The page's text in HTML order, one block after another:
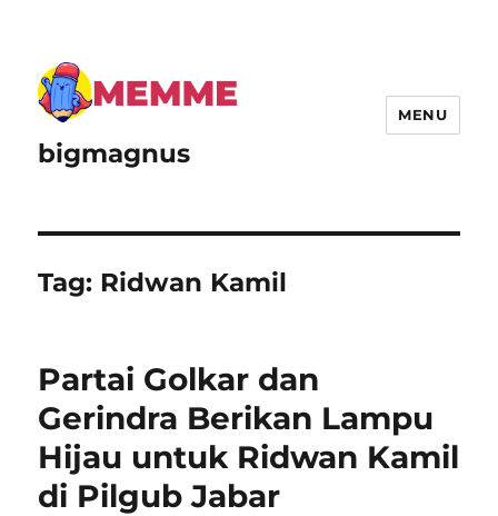
bigmagnus
MENU
Tag: Ridwan Kamil
Partai Golkar dan
Gerindra Berikan Lampu
Hijau untuk Ridwan Kamil
di Pilgub Jabar